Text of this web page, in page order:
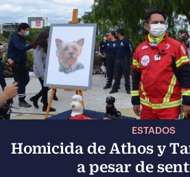
ESTADOS
Homicida de Athos y
a pesar de